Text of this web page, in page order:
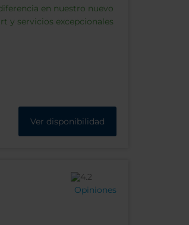
en nuestro nuevo
y servicios excepcionales
Ver disponibilidad
Opiniones